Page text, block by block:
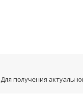
Для получения